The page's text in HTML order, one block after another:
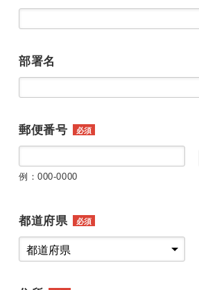
部署名
郵便番号 必須
例：000-0000
都道府県 必須